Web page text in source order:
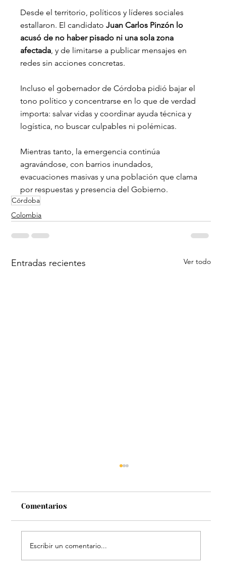
Desde el territorio, políticos y líderes sociales
estallaron. El candidato Juan Carlos Pinzón lo
acusó de no haber pisado ni una sola zona
afectada, y de limitarse a publicar mensajes en
redes sin acciones concretas.
Incluso el gobernador de Córdoba pidió bajar el
tono político y concentrarse en lo que de verdad
importa: salvar vidas y coordinar ayuda técnica y
logística, no buscar culpables ni polémicas.
Mientras tanto, la emergencia continúa
agravándose, con barrios inundados,
evacuaciones masivas y una población que clama
por respuestas y presencia del Gobierno.
Córdoba
Colombia
Entradas recientes Ver todo
Comentarios
Escribir un comentario...